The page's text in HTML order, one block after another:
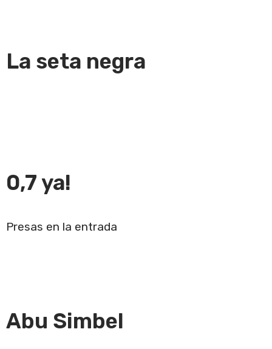
La seta negra
0,7 ya!
Presas en la entrada
Abu Simbel